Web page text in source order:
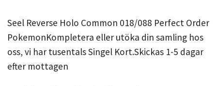
Seel Reverse Holo Common 018/088 Perfect Order
PokemonKompletera eller utöka din samling hos
oss, vi har tusentals Singel Kort.Skickas 1-5 dagar
efter mottagen